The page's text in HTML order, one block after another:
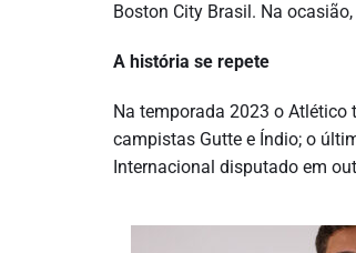
Boston City Brasil. Na
A história se repete
Na temporada 2023 o
campistas Gutte e Índio; o
Internacional disputado em